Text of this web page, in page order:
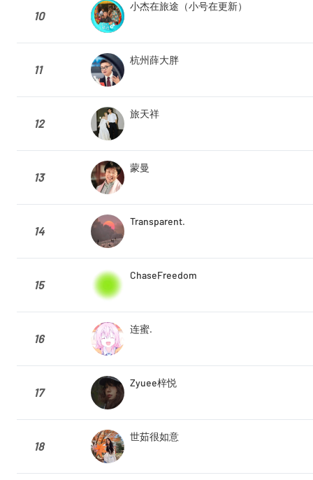
10
小杰在旅途（小号在更新）
11
杭州薛大胖
12
旅天祥
13
蒙曼
14
Transparent.
15
ChaseFreedom
16
连蜜.
17
Zyuee梓悦
18
世茹很如意